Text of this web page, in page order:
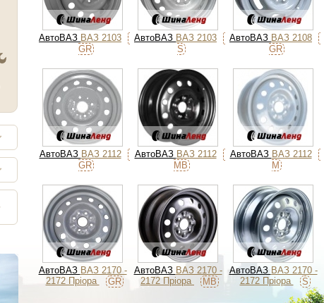
АвтоВАЗ ВАЗ 2103
GR
АвтоВАЗ ВАЗ 2103
S
АвтоВАЗ ВАЗ 2108
GR
АвтоВАЗ ВАЗ 2112
GR
АвтоВАЗ ВАЗ 2112
MB
АвтоВАЗ ВАЗ 2112
M
АвтоВАЗ ВАЗ 2170 -
2172 Пріора
GR
АвтоВАЗ ВАЗ 2170 -
2172 Пріора
MB
АвтоВАЗ ВАЗ 2170 -
2172 Пріора
S